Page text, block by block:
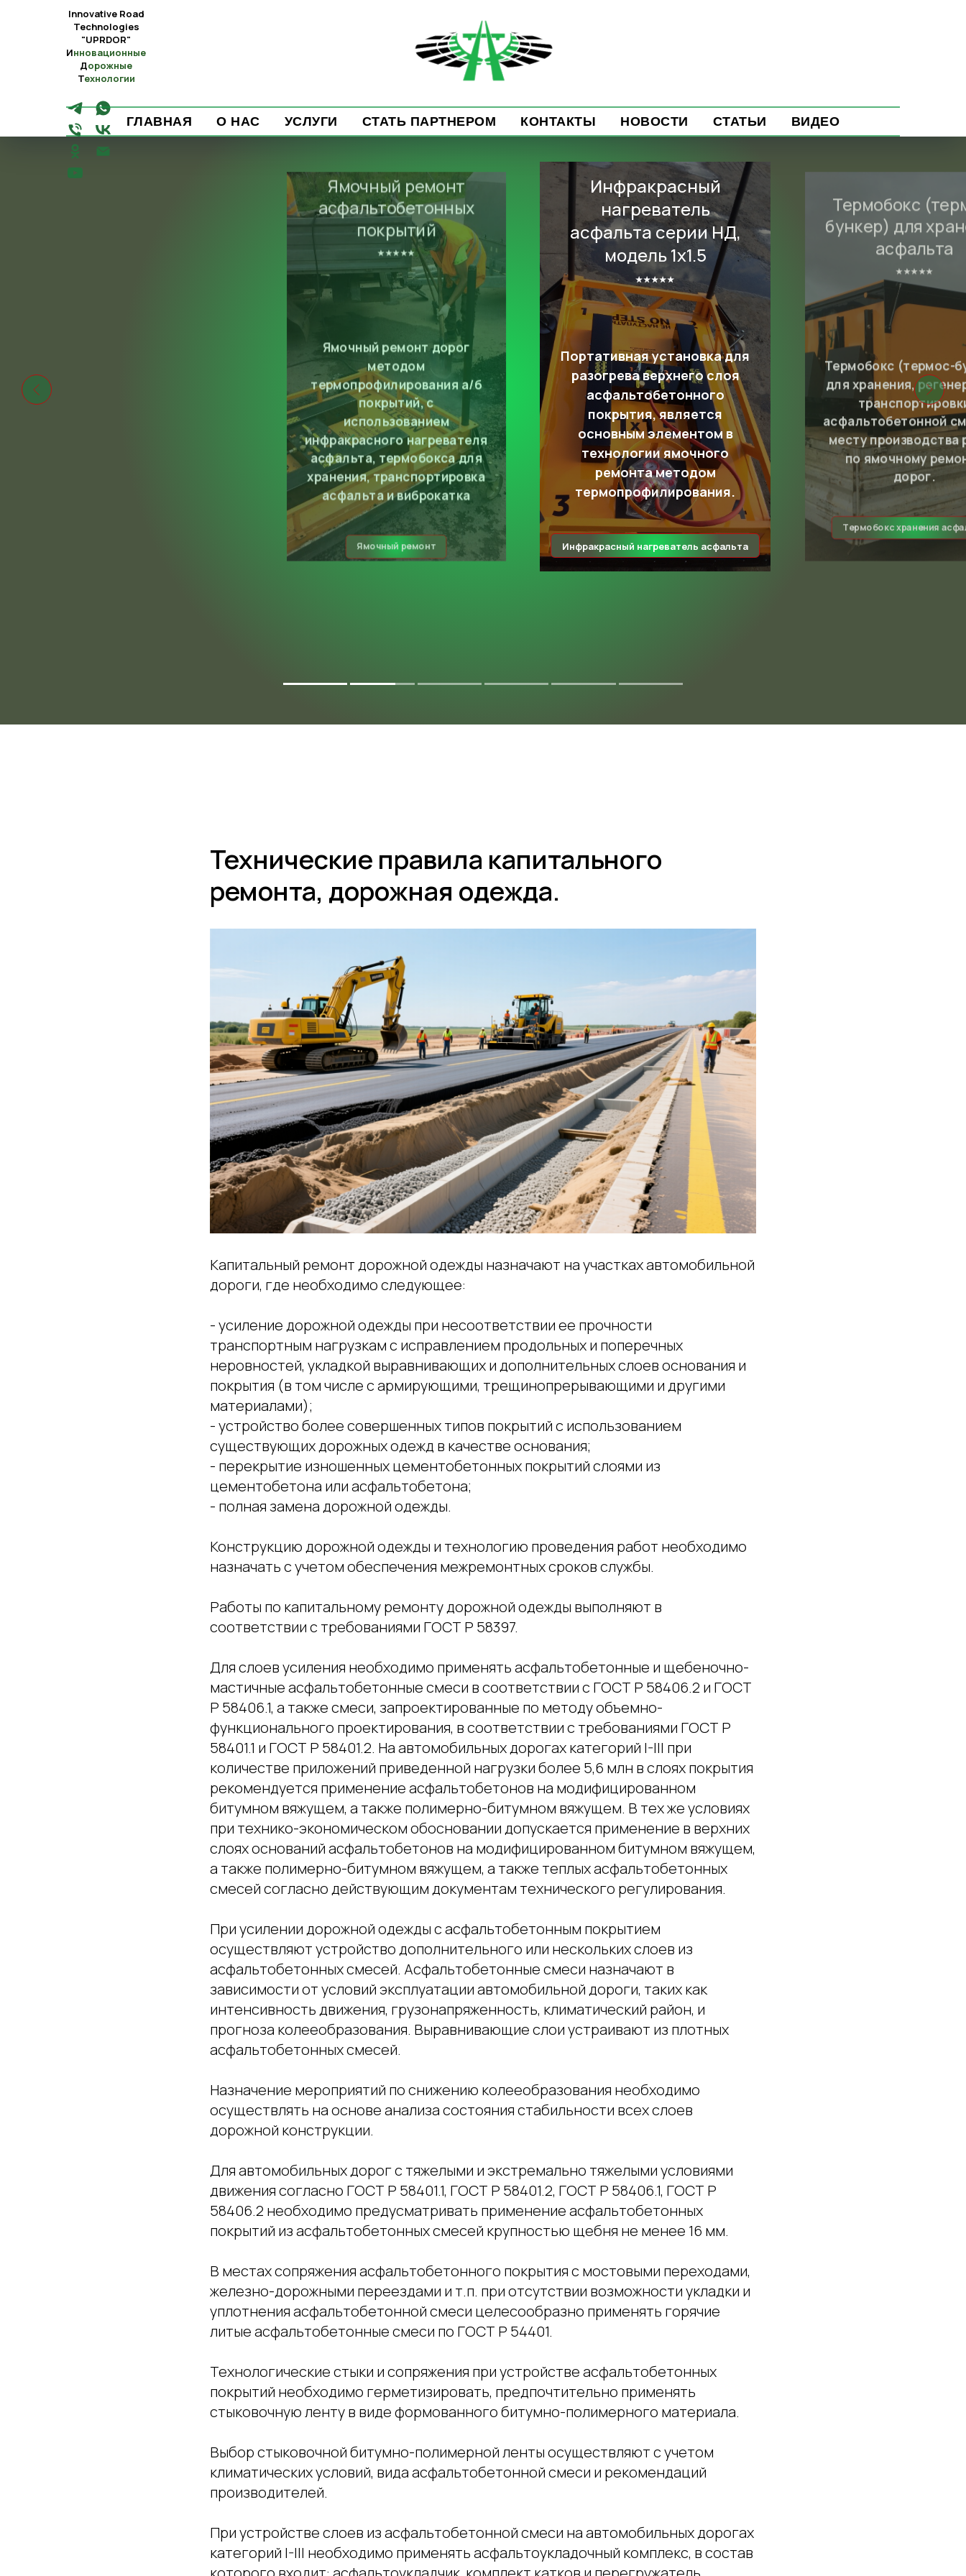
Innovative Road
Technologies
"UPRDOR"
Инновационные
Дорожные
Технологии
ГЛАВНАЯ О НАС УСЛУГИ СТАТЬ ПАРТНЕРОМ КОНТАКТЫ НОВОСТИ СТАТЬИ ВИДЕО
Ямочный ремонт
асфальтобетонных
покрытий
⭑⭑⭑⭑⭑
Ямочный ремонт дорог
методом
термопрофилирования а/б
покрытий, с
использованием
инфракрасного нагревателя
асфальта, термобокса для
хранения, транспортировка
асфальта и виброкатка
Ямочный ремонт
Инфракрасный
нагреватель
асфальта серии НД,
модель 1х1.5
⭑⭑⭑⭑⭑
Портативная установка для
разогрева верхнего слоя
асфальтобетонного
покрытия, является
основным элементом в
технологии ямочного
ремонта методом
термопрофилирования.
Инфракрасный нагреватель асфальта
Термобокс
бункер) для
асфальта
⭑⭑⭑⭑⭑
Термобокс (термос-
для хранения,
асфальтобетонной
месту производства
по ямочному
дорог.
Термобокс хранения
Технические правила капитального
ремонта, дорожная одежда.
Капитальный ремонт дорожной одежды назначают на участках автомобильной
дороги, где необходимо следующее:
- усиление дорожной одежды при несоответствии ее прочности
транспортным нагрузкам с исправлением продольных и поперечных
неровностей, укладкой выравнивающих и дополнительных слоев основания и
покрытия (в том числе с армирующими, трещинопрерывающими и другими
материалами);
- устройство более совершенных типов покрытий с использованием
существующих дорожных одежд в качестве основания;
- перекрытие изношенных цементобетонных покрытий слоями из
цементобетона или асфальтобетона;
- полная замена дорожной одежды.
Конструкцию дорожной одежды и технологию проведения работ необходимо
назначать с учетом обеспечения межремонтных сроков службы.
Работы по капитальному ремонту дорожной одежды выполняют в
соответствии с требованиями ГОСТ Р 58397.
Для слоев усиления необходимо применять асфальтобетонные и щебеночно-
мастичные асфальтобетонные смеси в соответствии с ГОСТ Р 58406.2 и ГОСТ
Р 58406.1, а также смеси, запроектированные по методу объемно-
функционального проектирования, в соответствии с требованиями ГОСТ Р
58401.1 и ГОСТ Р 58401.2. На автомобильных дорогах категорий I-III при
количестве приложений приведенной нагрузки более 5,6 млн в слоях покрытия
рекомендуется применение асфальтобетонов на модифицированном
битумном вяжущем, а также полимерно-битумном вяжущем. В тех же условиях
при технико-экономическом обосновании допускается применение в верхних
слоях оснований асфальтобетонов на модифицированном битумном вяжущем,
а также полимерно-битумном вяжущем, а также теплых асфальтобетонных
смесей согласно действующим документам технического регулирования.
При усилении дорожной одежды с асфальтобетонным покрытием
осуществляют устройство дополнительного или нескольких слоев из
асфальтобетонных смесей. Асфальтобетонные смеси назначают в
зависимости от условий эксплуатации автомобильной дороги, таких как
интенсивность движения, грузонапряженность, климатический район, и
прогноза колееобразования. Выравнивающие слои устраивают из плотных
асфальтобетонных смесей.
Назначение мероприятий по снижению колееобразования необходимо
осуществлять на основе анализа состояния стабильности всех слоев
дорожной конструкции.
Для автомобильных дорог с тяжелыми и экстремально тяжелыми условиями
движения согласно ГОСТ Р 58401.1, ГОСТ Р 58401.2, ГОСТ Р 58406.1, ГОСТ Р
58406.2 необходимо предусматривать применение асфальтобетонных
покрытий из асфальтобетонных смесей крупностью щебня не менее 16 мм.
В местах сопряжения асфальтобетонного покрытия с мостовыми переходами,
железно-дорожными переездами и т.п. при отсутствии возможности укладки и
уплотнения асфальтобетонной смеси целесообразно применять горячие
литые асфальтобетонные смеси по ГОСТ Р 54401.
Технологические стыки и сопряжения при устройстве асфальтобетонных
покрытий необходимо герметизировать, предпочтительно применять
стыковочную ленту в виде формованного битумно-полимерного материала.
Выбор стыковочной битумно-полимерной ленты осуществляют с учетом
климатических условий, вида асфальтобетонной смеси и рекомендаций
производителей.
При устройстве слоев из асфальтобетонной смеси на автомобильных дорогах
категорий I-III необходимо применять асфальтоукладочный комплекс, в состав